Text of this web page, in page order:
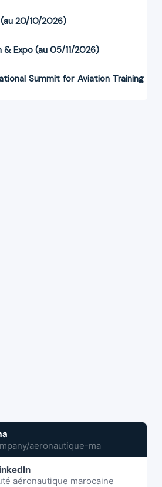
20/10/2026)
& Expo (au 05/11/2026)
Summit for Aviation Training
aeronautique-ma
aéronautique marocaine